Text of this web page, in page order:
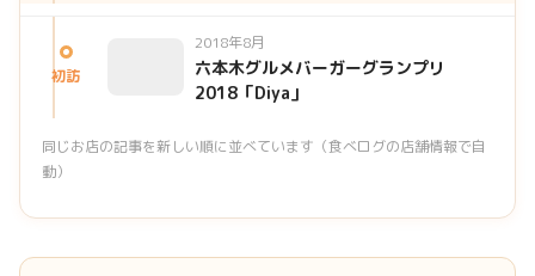
初訪
2018年8月
六本木グルメバーガーグランプリ
2018「Diya」
同じお店の記事を新しい順に並べています（食べログの店舗情報で自
動）